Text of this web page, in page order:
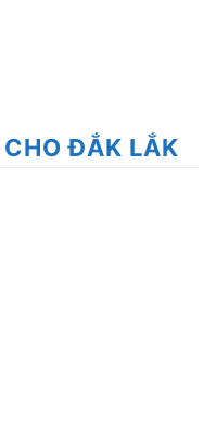
ĐẮK LẮK